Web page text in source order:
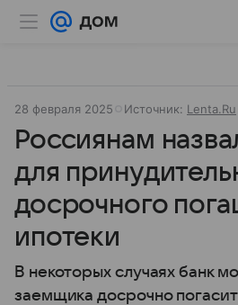
28 февраля 2025 Источник: Lenta.Ru
Россиянам
для
досрочного
ипотеки
В некоторых случаях банк
заемщика досрочно